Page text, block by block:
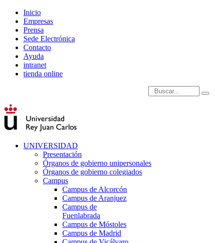
Inicio
Empresas
Prensa
Sede Electrónica
Contacto
Ayuda
intranet
tienda online
Introduce términos de
UNIVERSIDAD
Presentación
Órganos de gobierno unipersonales
Órganos de gobierno colegiados
Campus
Campus de Alcorcón
Campus de Aranjuez
Campus de
Fuenlabrada
Campus de Móstoles
Campus de Madrid